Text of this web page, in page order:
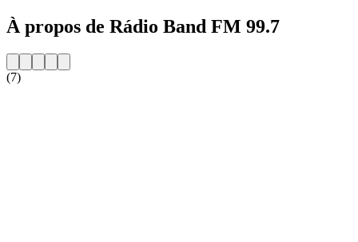
À propos de Rádio Band FM 99.7
(7)